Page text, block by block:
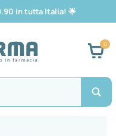
in tutta Italia! 🌟